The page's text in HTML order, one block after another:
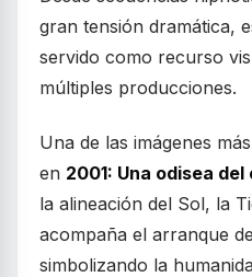
gran tensión dramática,
servido como recurso
múltiples producciones.
Una de las imágenes
en 2001: Una odisea del
la alineación del Sol, la
acompaña el arranque
simbolizando la